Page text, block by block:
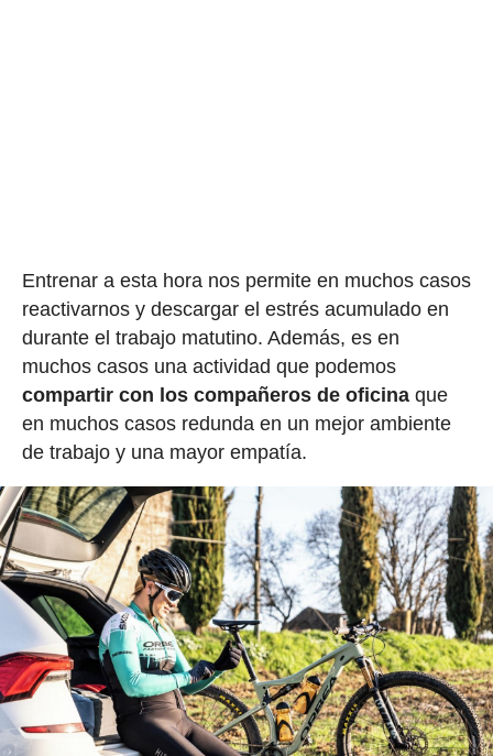
Entrenar a esta hora nos permite en muchos casos
reactivarnos y descargar el estrés acumulado en
durante el trabajo matutino. Además, es en
muchos casos una actividad que podemos
compartir con los compañeros de oficinaque
en muchos casos redunda en un mejor ambiente
de trabajo y una mayor empatía.